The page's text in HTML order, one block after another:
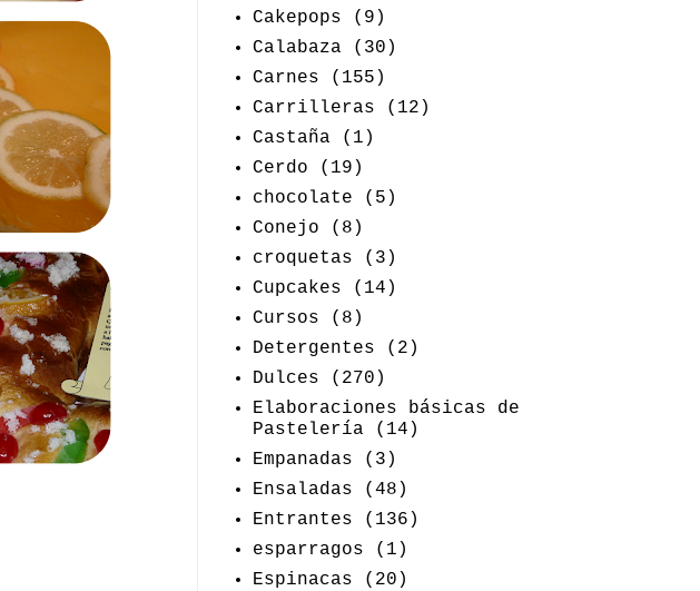
Cakepops
(9)
Calabaza
(30)
Carnes
(155)
Carrilleras
(12)
Castaña
(1)
Cerdo
(19)
chocolate
(5)
Conejo
(8)
croquetas
(3)
Cupcakes
(14)
Cursos
(8)
Detergentes
(2)
Dulces
(270)
Elaboraciones básicas de
Pastelería
(14)
Empanadas
(3)
Ensaladas
(48)
Entrantes
(136)
esparragos
(1)
Espinacas
(20)